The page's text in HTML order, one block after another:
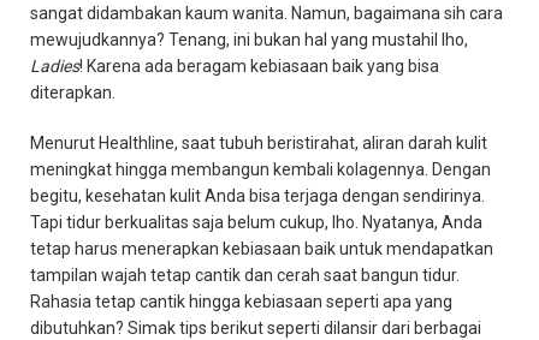
sangat didambakan kaum wanita. Namun, bagaimana sih cara
mewujudkannya? Tenang, ini bukan hal yang mustahil lho,
Ladies! Karena ada beragam kebiasaan baik yang bisa
diterapkan.
Menurut Healthline, saat tubuh beristirahat, aliran darah kulit
meningkat hingga membangun kembali kolagennya. Dengan
begitu, kesehatan kulit Anda bisa terjaga dengan sendirinya.
Tapi tidur berkualitas saja belum cukup, lho. Nyatanya, Anda
tetap harus menerapkan kebiasaan baik untuk mendapatkan
tampilan wajah tetap cantik dan cerah saat bangun tidur.
Rahasia tetap cantik hingga kebiasaan seperti apa yang
dibutuhkan? Simak tips berikut seperti dilansir dari berbagai